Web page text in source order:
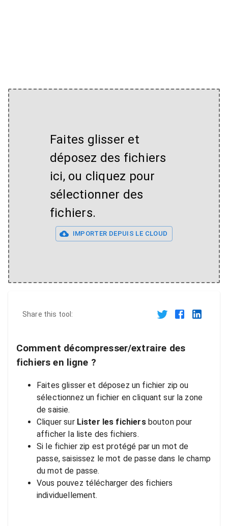
Faites glisser et
déposez des fichiers
ici, ou cliquez pour
sélectionner des
fichiers.
IMPORTER DEPUIS LE CLOUD
Share this tool:
Comment décompresser/extraire des
fichiers en ligne ?
Faites glisser et déposez un fichier zip ou
sélectionnez un fichier en cliquant sur la zone
de saisie.
Cliquer sur Lister les fichiersbouton pour
afficher la liste des fichiers.
Si le fichier zip est protégé par un mot de
passe, saisissez le mot de passe dans le champ
du mot de passe.
Vous pouvez télécharger des fichiers
individuellement.